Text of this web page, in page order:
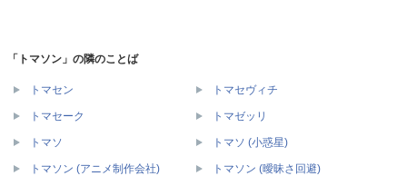
「トマソン」の隣のことば
トマセン トマセヴィチ
トマセーク トマゼッリ
トマソ トマソ (小惑星)
トマソン (アニメ制作会社) トマソン (曖昧さ回避)